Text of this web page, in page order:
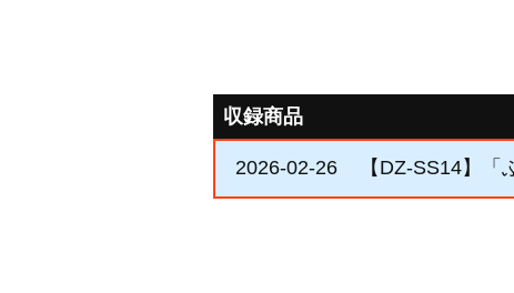
収録商品
2026-02-26 【DZ-SS14】